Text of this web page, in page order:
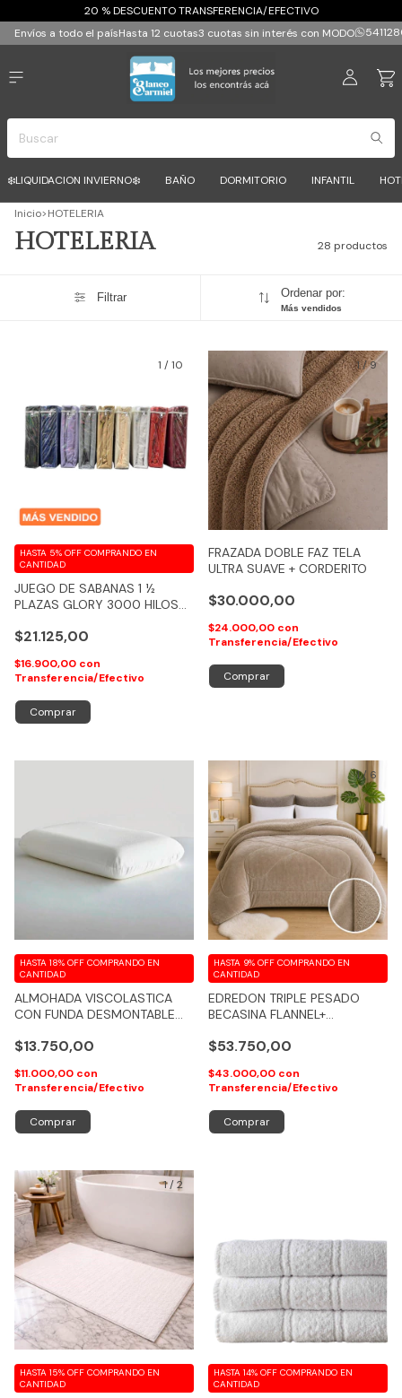
20 % DESCUENTO TRANSFERENCIA/EFECTIVO
Envíos a todo el paísHasta 12 cuotas3 cuotas sin interés con MODO
❄️LIQUIDACION INVIERNO❄️ BAÑO DORMITORIO INFANTIL
Inicio>HOTELERIA
HOTELERIA 28 productos
Filtrar Ordenar por:
Más vendidos
1 /10
JUEGO DE SABANAS 1 ½
PLAZAS GLORY 3000 HILOS
$21.125,00
HASTA 5% OFF COMPRANDO EN
CANTIDAD
$16.900,00 con
Transferencia/Efectivo
Comprar
1/9
FRAZADA DOBLE FAZ TELA
ULTRA SUAVE + CORDERITO
$30.000,00
$24.000,00 con
Transferencia/Efectivo
Comprar
ALMOHADA VISCOLASTICA
CON FUNDA DESMONTABLE
$13.750,00
HASTA 18% OFF COMPRANDO EN
CANTIDAD
$11.000,00 con
Transferencia/Efectivo
1/ 6
EDREDON TRIPLE PESADO
BECASINA FLANNEL+
SILICONADO
$53.750,00
HASTA 9% OFF COMPRANDO EN
CANTIDAD
$43.000,00 con
Transferencia/Efectivo
Comprar
1/2
HASTA 15% OFF COMPRANDO EN
CANTIDAD
HASTA 14% OFF COMPRANDO EN
CANTIDAD